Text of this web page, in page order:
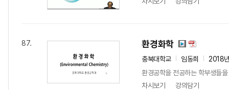
87. 환경화학
충북대학교 임동희
2018
환경공학을 전공하는 학부생들
차시보기
강의담기